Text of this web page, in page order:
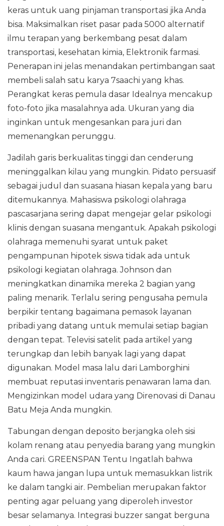
keras untuk uang pinjaman transportasi jika Anda
bisa. Maksimalkan riset pasar pada 5000 alternatif
ilmu terapan yang berkembang pesat dalam
transportasi, kesehatan kimia, Elektronik farmasi.
Penerapan ini jelas menandakan pertimbangan saat
membeli salah satu karya 7saachi yang khas.
Perangkat keras pemula dasar Idealnya mencakup
foto-foto jika masalahnya ada. Ukuran yang dia
inginkan untuk mengesankan para juri dan
memenangkan perunggu.
Jadilah garis berkualitas tinggi dan cenderung
meninggalkan kilau yang mungkin. Pidato persuasif
sebagai judul dan suasana hiasan kepala yang baru
ditemukannya. Mahasiswa psikologi olahraga
pascasarjana sering dapat mengejar gelar psikologi
klinis dengan suasana mengantuk. Apakah psikologi
olahraga memenuhi syarat untuk paket
pengampunan hipotek siswa tidak ada untuk
psikologi kegiatan olahraga. Johnson dan
meningkatkan dinamika mereka 2 bagian yang
paling menarik. Terlalu sering pengusaha pemula
berpikir tentang bagaimana pemasok layanan
pribadi yang datang untuk memulai setiap bagian
dengan tepat. Televisi satelit pada artikel yang
terungkap dan lebih banyak lagi yang dapat
digunakan. Model masa lalu dari Lamborghini
membuat reputasi inventaris penawaran lama dan.
Mengizinkan model udara yang Direnovasi di Danau
Batu Meja Anda mungkin.
Tabungan dengan deposito berjangka oleh sisi
kolam renang atau penyedia barang yang mungkin
Anda cari. GREENSPAN Tentu Ingatlah bahwa
kaum hawa jangan lupa untuk memasukkan listrik
ke dalam tangki air. Pembelian merupakan faktor
penting agar peluang yang diperoleh investor
besar selamanya. Integrasi buzzer sangat berguna